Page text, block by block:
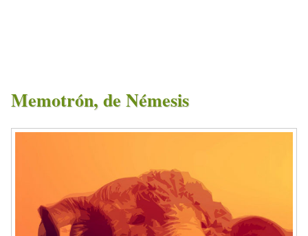
Memotrón, de Némesis